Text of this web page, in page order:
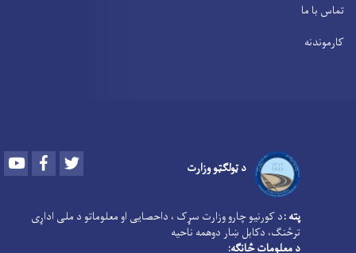
تماس با ما
کارموندنه
د ټولګټو وزارت Youtube Facebook
پته :د کورنیو چارو وزارت سړک ، داحصایی او معلوماتو د ملی اداړی
ترڅنګ، دکابل ښار دوهمه ناحیه
د معلومات څانګه: